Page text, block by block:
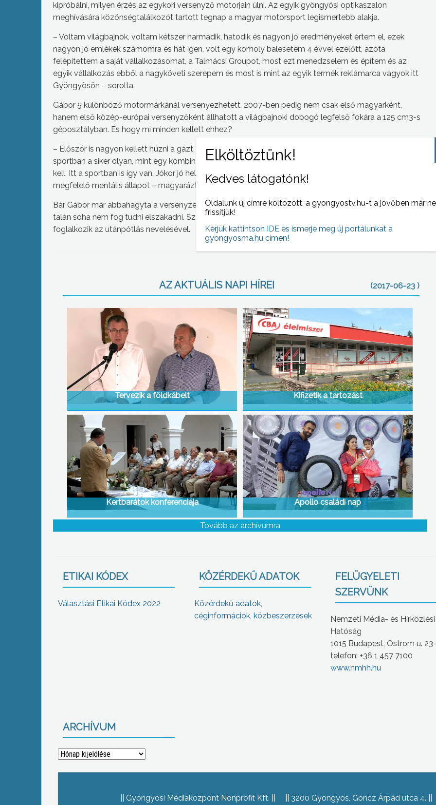
kipróbálni, milyen érzés az egykori versenyző motorjain ülni. Az egyik gyöngyösi optikaszalon
meghívására közönségtalálkozót tartott tegnap a magyar motorsport legismertebb alakja.
– Voltam világbajnok, voltam kétszer harmadik, hatodik és nagyon jó eredményeket értem el, ezek
nagyon jó emlékek számomra és hát igen, volt egy komoly balesetem 4 évvel ezelőtt, azóta
felépítettem a saját vállalkozásomat, a Talmácsi Groupot, most ezt menedzselem és építem és az
egyik vállalkozás ebből a nagyköveti szerepem és most is mint az egyik termék reklámarca vagyok itt
Gyöngyösön – sorolta.
Gábor 5 különböző motormárkánál versenyezhetett, 2007-ben pedig nem csak első magyarként,
hanem első közép-európai versenyzőként állhatott a világbajnoki dobogó legfelső fokára a 125 cm3-s
géposztályban. És hogy mi minden kellett ehhez?
– Először is nagyon kellett húzni a gázt. Ez volt a legfontosabb, de ahogy mondtad, minden. Talán itt a
sportban a siker olyan, mint egy kombinációs számzár. Ha ki akarjuk nyitni, minden számnak stimmelnie
kell. Itt a sportban is így van. Jókor jó helyen, jó csapat, megfelelő koncentráció, megfelelő fizikai állapot,
megfelelő mentális állapot – magyarázta.
Bár Gábor már abbahagyta a versenyzést, a motorsporttól, ami 4 éves kora óta jelen van az életében,
talán soha nem fog tudni elszakadni. Szakkommentátorkodik és a saját motoros csapatában
foglalkozik az utánpótlás nevelésével.
AZ AKTUÁLIS NAPI HÍREI (2017-06-23 )
Tervezik a földkábelt Kifizetik a tartozást
Kertbarátok konferenciája Apollo családi nap
Tovább az archívumra
ETIKAI KÓDEX
Választási Etikai Kódex 2022
KÖZÉRDEKŰ ADATOK
Közérdekű adatok,
céginformációk, közbeszerzések
FELÜGYELETI
SZERVÜNK
Nemzeti Média- és Hírközlési
Hatóság
1015 Budapest, Ostrom u.
telefon: +36 1 457 7100
www.nmhh.hu
ARCHÍVUM
Archívum
Gyöngyösi Médiaközpont Nonprofit Kft. 3200 Gyöngyös, Göncz Árpád utca 4.
Kedves látogatónk!
Oldalunk új címre költözött, a gyongyostv.hu-t a jövőben már
frissítjük!
Kérjük kattintson IDE és ismerje meg új portálunkat a
gyongyosma.hu címen!